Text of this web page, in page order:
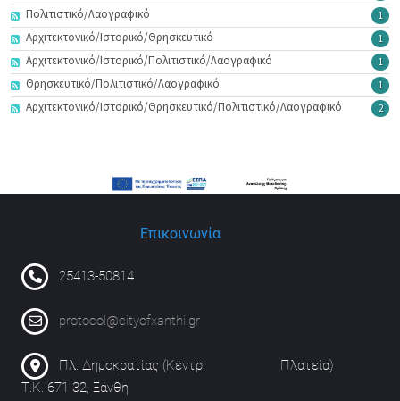
1
Πολιτιστικό/Λαογραφικό
1
Αρχιτεκτονικό/Ιστορικό/Θρησκευτικό
1
Αρχιτεκτονικό/Ιστορικό/Πολιτιστικό/Λαογραφικό
1
Θρησκευτικό/Πολιτιστικό/Λαογραφικό
2
Αρχιτεκτονικό/Ιστορικό/Θρησκευτικό/Πολιτιστικό/Λαογραφικό
Επικοινωνία
25413-50814
protocol@cityofxanthi.gr
Πλ. Δημοκρατίας (Κεντρ. Πλατεία)
Τ.Κ. 671 32, Ξάνθη